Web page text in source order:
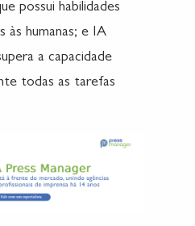
possui habilidades
às humanas; e IA
a capacidade
todas as tarefas